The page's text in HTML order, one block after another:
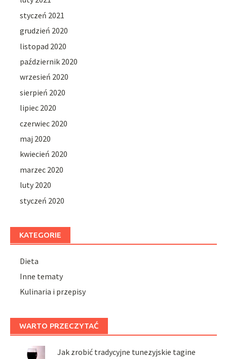
styczeń 2021
grudzień 2020
listopad 2020
październik 2020
wrzesień 2020
sierpień 2020
lipiec 2020
czerwiec 2020
maj 2020
kwiecień 2020
marzec 2020
luty 2020
styczeń 2020
KATEGORIE
Dieta
Inne tematy
Kulinaria i przepisy
WARTO PRZECZYTAĆ
Jak zrobić tradycyjne tunezyjskie tagine